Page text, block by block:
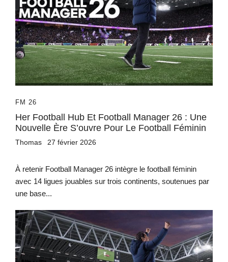
FM 26
Her Football Hub Et Football Manager 26 : Une
Nouvelle Ère S’ouvre Pour Le Football Féminin
Thomas 27 février 2026
À retenir Football Manager 26 intègre le football féminin
avec 14 ligues jouables sur trois continents, soutenues par
une base...